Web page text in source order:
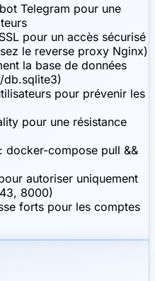
Telegram pour une
pour un accès sécurisé
le reverse proxy Nginx)
la base de données
db.sqlite3)
pour prévenir les
pour une résistance
docker-compose pull &&
autoriser uniquement
8000)
forts pour les comptes